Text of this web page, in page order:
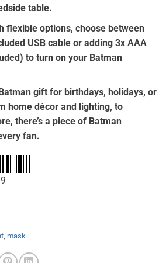
table.
flexible options, choose between
USB cable or adding 3x AAA
to turn on your Batman
gift for birthdays, holidays, or
home décor and lighting, to
there’s a piece of Batman
fan.
, mask